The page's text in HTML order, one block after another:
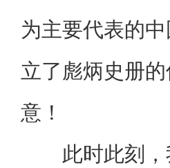
为主要代表的
立了彪炳史册
意！
此时此刻